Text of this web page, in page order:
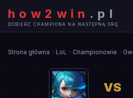
how2win . pl
DOBIERZ CHAMPIONA NA NASTĘPNĄ GRĘ
Strona główna LoL Championowie
VS